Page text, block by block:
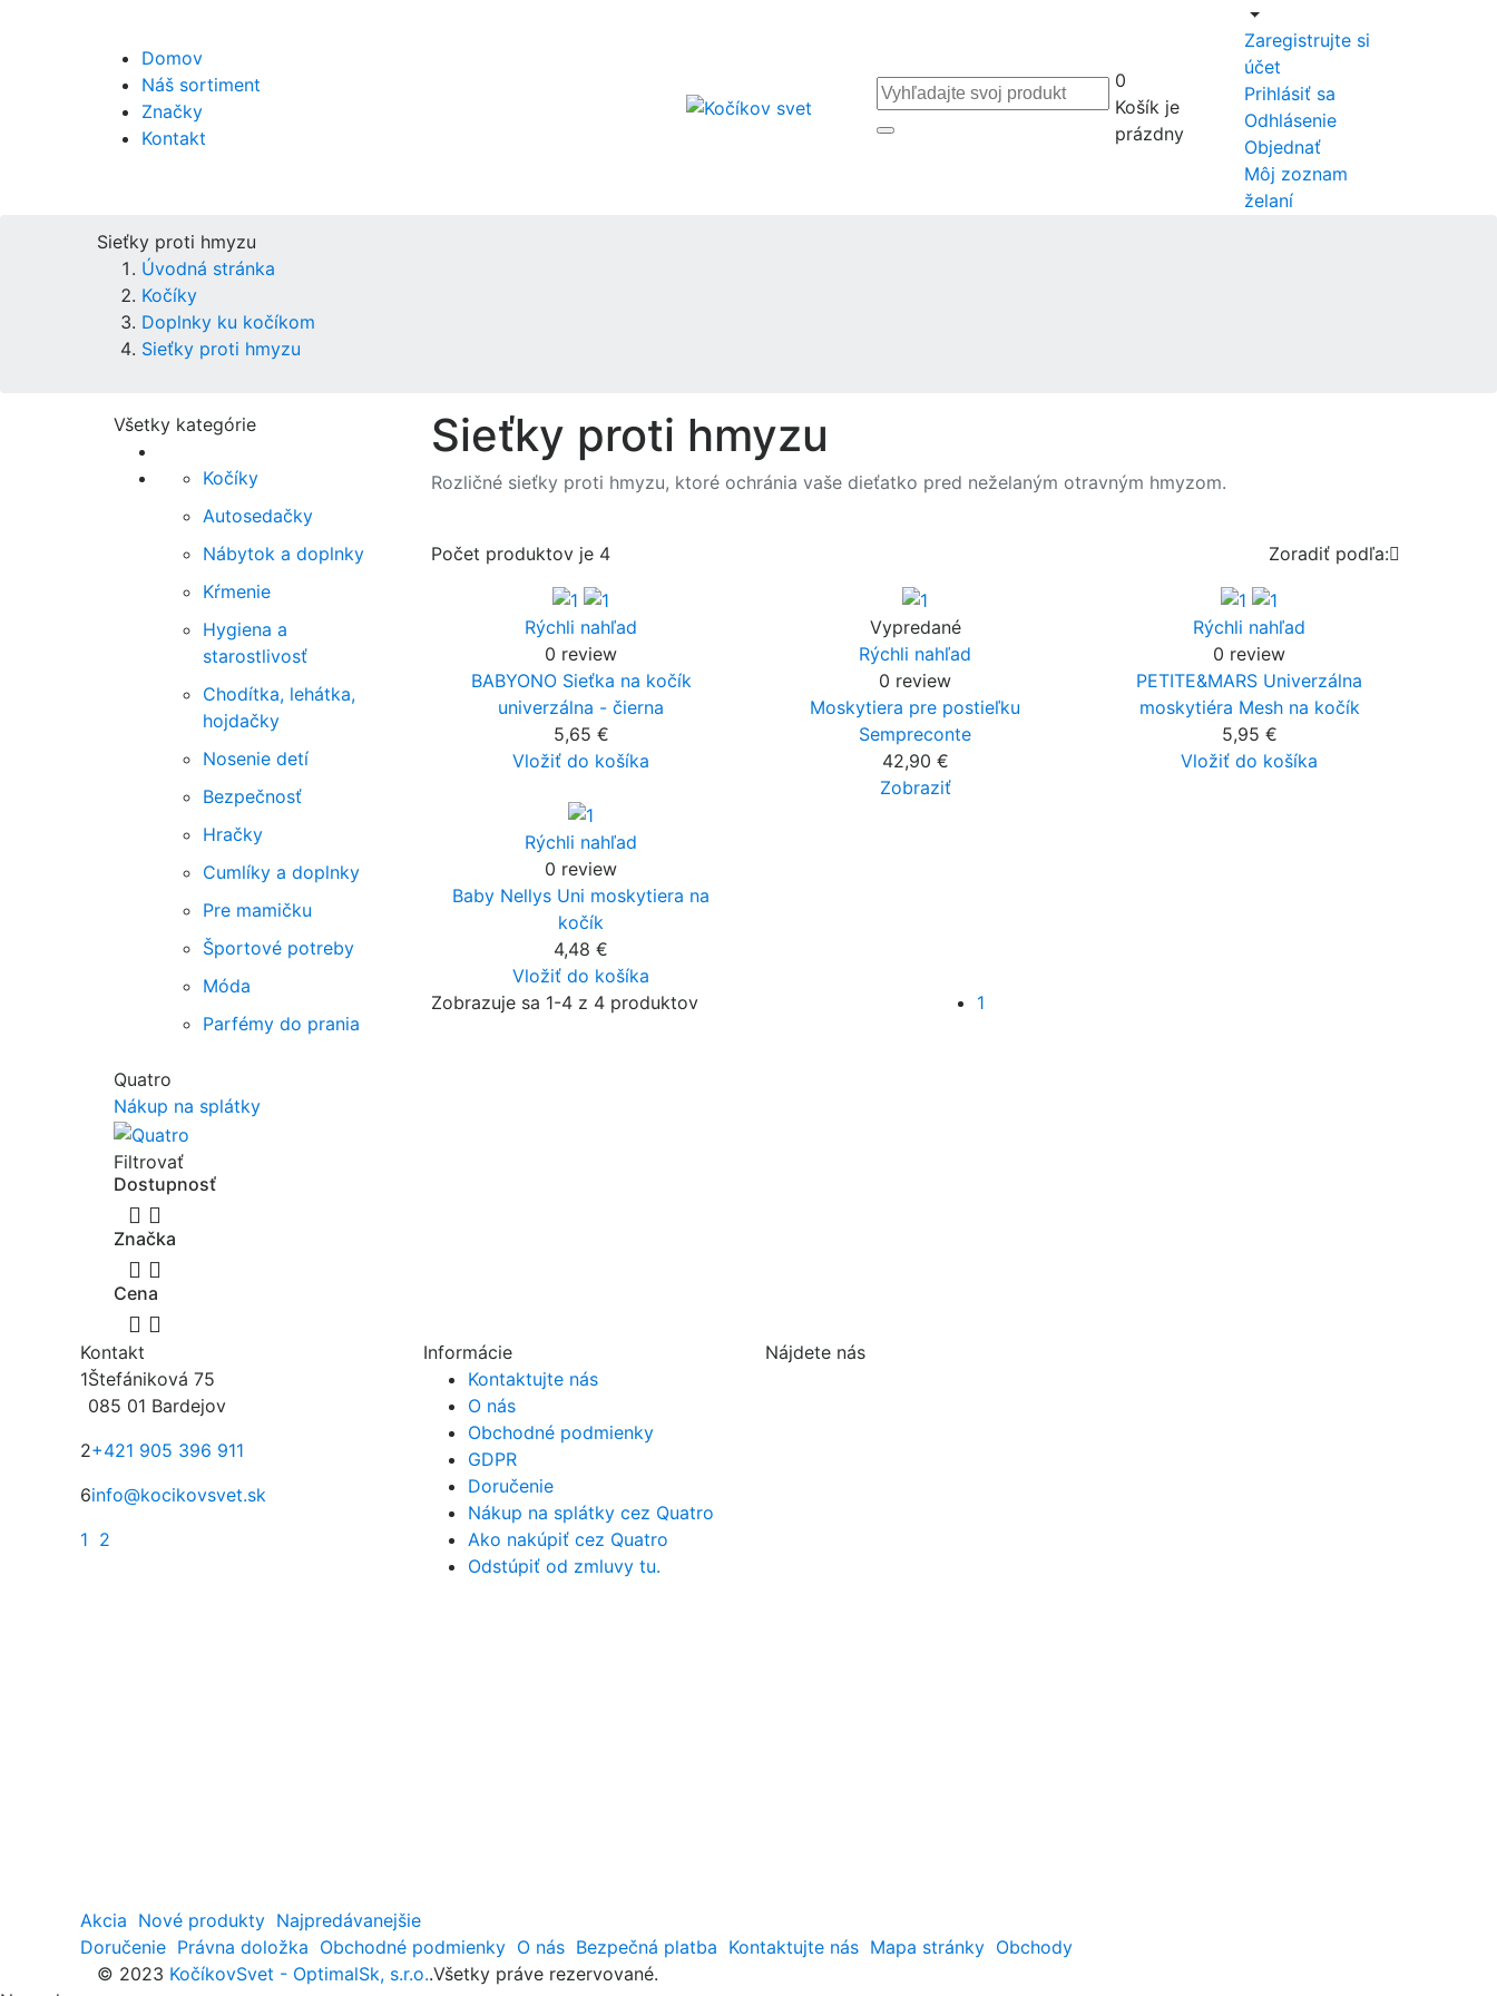
Domov
Náš sortiment
Značky
Kontakt
0
Košík je
prázdny
Zaregistrujte si
účet
Prihlásiť sa
Odhlásenie
Objednať
Môj zoznam
želaní
Sieťky proti hmyzu
Úvodná stránka
Kočíky
Doplnky ku kočíkom
Sieťky proti hmyzu
Všetky kategórie
Kočíky
Autosedačky
Nábytok a doplnky
Kŕmenie
Hygiena a
starostlivosť
Chodítka, lehátka,
hojdačky
Nosenie detí
Bezpečnosť
Hračky
Cumlíky a doplnky
Pre mamičku
Športové potreby
Móda
Parfémy do prania
Quatro
Nákup na splátky
Filtrovať
Dostupnosť
 
Značka
 
Cena
 
Sieťky proti hmyzu
Rozličné sieťky proti hmyzu, ktoré ochránia vaše dieťatko pred neželaným otravným hmyzom.
Počet produktov je 4 Zoradiť podľa:
Rýchli nahľad
0 review
BABYONO Sieťka na kočík
univerzálna - čierna
5,65 €
Vložiť do košíka
Vypredané
Rýchli nahľad
0 review
Moskytiera pre postieľku
Sempreconte
42,90 €
Zobraziť
Rýchli nahľad
0 review
PETITE&MARS Univerzálna
moskytiéra Mesh na kočík
5,95 €
Vložiť do košíka
Rýchli nahľad
0 review
Baby Nellys Uni moskytiera na
kočík
4,48 €
Vložiť do košíka
Zobrazuje sa 1-4 z 4 produktov
1
Kontakt
1Štefániková 75
085 01 Bardejov
2+421 905 396 911
6info@kocikovsvet.sk
1 2
Informácie
Kontaktujte nás
O nás
Obchodné podmienky
GDPR
Doručenie
Nákup na splátky cez Quatro
Ako nakúpiť cez Quatro
Odstúpiť od zmluvy tu.
Nájdete nás
Akcia Nové produkty Najpredávanejšie
Doručenie Právna doložka Obchodné podmienky O nás Bezpečná platba Kontaktujte nás Mapa stránky Obchody
© 2023 KočíkovSvet - OptimalSk, s.r.o..Všetky práve rezervované.